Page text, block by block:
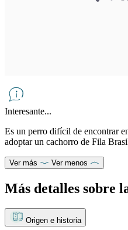
Interesante...
Es un perro difícil de encontrar
adoptar un cachorro de Fila
Ver más Ver menos
Más detalles sobre
Origen e historia